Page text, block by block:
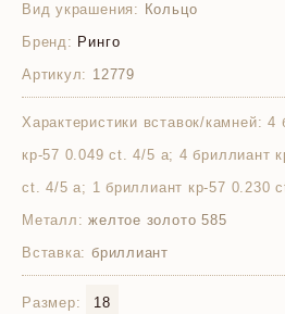
Вид украшения: Кольцо
Бренд: Ринго
Артикул: 12779
Характеристики вставок/камней: 4
кр-57 0.049 ct. 4/5 а; 4 бриллиант
ct. 4/5 а; 1 бриллиант кр-57 0.230
Металл: желтое золото 585
Вставка: бриллиант
Размер: 18